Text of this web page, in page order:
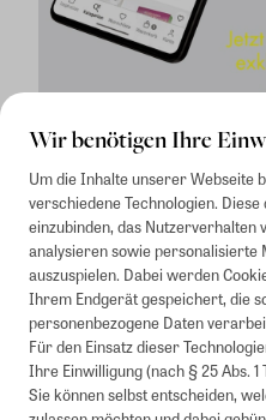
Wir benötigen Ihre
Um die Inhalte unserer Webseite
verschiedene Technologien.
einzubinden, das Nutzerverhalten
analysieren sowie
auszuspielen. Dabei werden
Ihrem Endgerät gespeichert, die
personenbezogene Daten
Für den Einsatz dieser
Ihre Einwilligung (nach § 25 Abs. 1
Sie können selbst entscheiden,
Mindestbestellwert von 50€.
Buchpreisbindung unterliegen,
Barauszahlung möglich. Nicht
Briefsendungen sind vom
Weitere Informationen zu